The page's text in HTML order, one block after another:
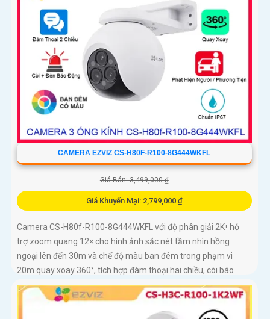
CAMERA EZVIZ CS-H80F-R100-8G444WKFL
Giá Bán: 3,499,000 ₫
Giá Khuyến Mại: 2,799,000 ₫
Camera CS-H80f-R100-8G444WKFL với độ phân giải 2K⁺ hỗ
trợ zoom quang 12× cho hình ảnh sắc nét tầm nhìn hồng
ngoại lên đến 30m và chế độ màu ban đêm trong phạm vi
20m quay xoay 360°, tích hợp đàm thoại hai chiều, còi báo
động và đèn chớp, camera giúp nâng cao an ninh hiệu quả.
Đạt chuẩn IP67 có khả năng chống bụi, nước, đảm bảo hoạt
động ổn định trong mọi điều kiện thời tiết